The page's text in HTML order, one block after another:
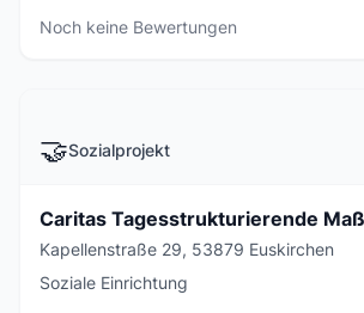
Noch keine Bewertungen
🤝Sozialprojekt
Caritas Tagesstrukturierende
Kapellenstraße 29, 53879 Euskirchen
Soziale Einrichtung